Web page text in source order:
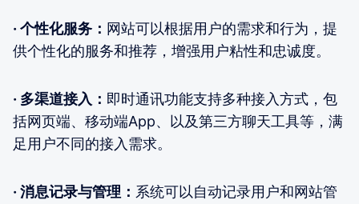
· 个性化服务： 网站可以根据用户的需求和行为，提
供个性化的服务和推荐，增强用户粘性和忠诚度。
· 多渠道接入： 即时通讯功能支持多种接入方式，包
括网页端、移动端App、以及第三方聊天工具等，满
足用户不同的接入需求。
· 消息记录与管理： 系统可以自动记录用户和网站管